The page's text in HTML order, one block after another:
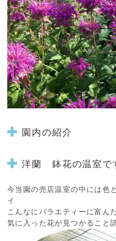
園内の紹介
洋蘭 鉢花の温室で
今当園の売店温室の中には色
イ
こんなにバラエティーに富ん
気に入った花が見つかること